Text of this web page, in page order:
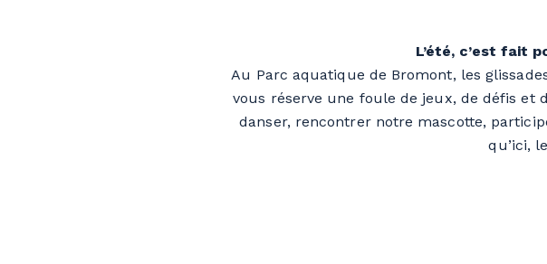
L’été, c’est fait
Au Parc aquatique de Bromont, les
vous réserve une foule de jeux, de défis et
danser, rencontrer notre mascotte,
qu’ici,